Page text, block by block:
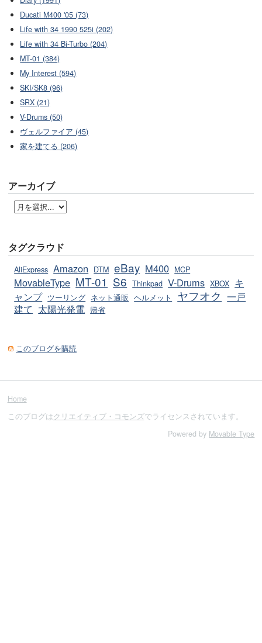
Ducati M400 '05 (73)
Life with 34 1990 525i (202)
Life with 34 Bi-Turbo (204)
MT-01 (384)
My Interest (594)
SKI/SK8 (96)
SRX (21)
V-Drums (50)
ヴェルファイア (45)
家を建てる (206)
アーカイブ
タグクラウド
AliExpress Amazon DTM eBay M400 MCP
MovableType MT-01 S6 Thinkpad V-Drums XBOX キ
ャンプ ツーリング ネット通販 ヘルメット ヤフオク 一戸
建て 太陽光発電 帰省
このブログを購読
Home
このブログはクリエイティブ・コモンズでライセンスされています。
Powered by Movable Type